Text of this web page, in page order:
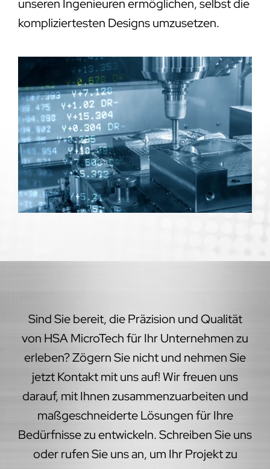
unseren Ingenieuren ermöglichen, selbst die
kompliziertesten Designs umzusetzen.
Sind Sie bereit, die Präzision und Qualität
von HSA MicroTech für Ihr Unternehmen zu
erleben? Zögern Sie nicht und nehmen Sie
jetzt Kontakt mit uns auf! Wir freuen uns
darauf, mit Ihnen zusammenzuarbeiten und
maßgeschneiderte Lösungen für Ihre
Bedürfnisse zu entwickeln. Schreiben Sie uns
oder rufen Sie uns an, um Ihr Projekt zu